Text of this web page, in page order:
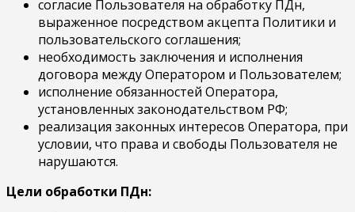
согласие Пользователя на обработку ПДн,
выраженное посредством акцепта Политики и
пользовательского соглашения;
необходимость заключения и исполнения
договора между Оператором и Пользователем;
исполнение обязанностей Оператора,
установленных законодательством РФ;
реализация законных интересов Оператора, при
условии, что права и свободы Пользователя не
нарушаются.
Цели обработки ПДн: